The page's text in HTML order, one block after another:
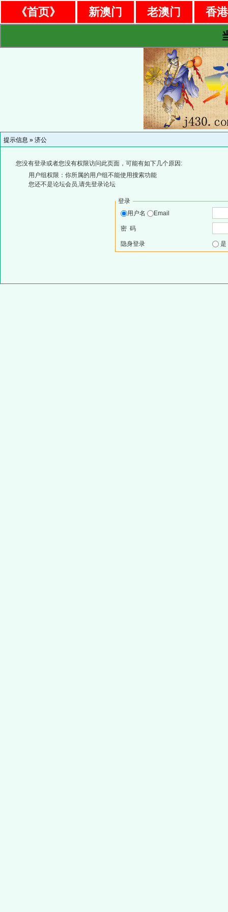
《首页》 新澳门 老澳门
香
提示信息 » 济公
您没有登录或者您没有权限访问此页面，可能有如下几个原因:
用户组权限：你所属的用户组不能使用搜索功能
您还不是论坛会员,请先登录论坛
登录
用户名
Email
密 码
隐身登录